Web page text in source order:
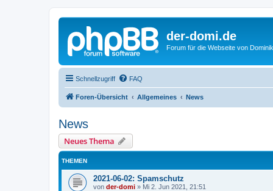
der-domi.de
Forum für die Webseite von
Schnellzugriff FAQ
Foren-Übersicht Allgemeines News
News
Neues Thema
THEMEN
2021-06-02: Spamschutz
von der-domi » Mi 2. Jun 2021, 21:51